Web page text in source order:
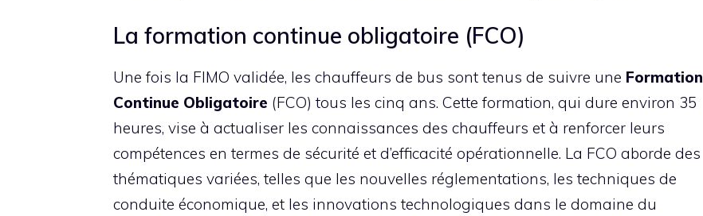
La formation continue obligatoire (FCO)
Une fois la FIMO validée, les chauffeurs de bus sont tenus de suivre une Formation
Continue Obligatoire (FCO) tous les cinq ans. Cette formation, qui dure environ 35
heures, vise à actualiser les connaissances des chauffeurs et à renforcer leurs
compétences en termes de sécurité et d’efficacité opérationnelle. La FCO aborde des
thématiques variées, telles que les nouvelles réglementations, les techniques de
conduite économique, et les innovations technologiques dans le domaine du